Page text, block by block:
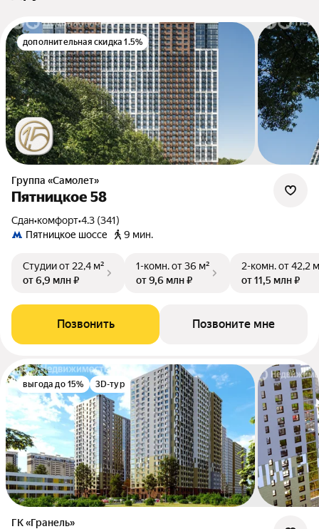
дополнительная скидка 1.5%
Группа «Самолет»
Пятницкое 58
Сдан•комфорт•4.3 (341)
Пятницкое шоссе
9 мин.
Студииот 22,4 м²
от 6,9 млн ₽
1-комн.от 36 м²
от 9,6 млн ₽
2-комн.от 42,2
от 11,5 млн ₽
Позвонить Позвоните мне
выгода до 15% 3D-тур
ГК «Гранель»